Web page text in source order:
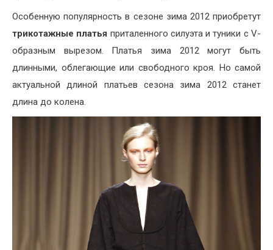
Особенную популярность в сезоне зима 2012 приобретут
трикотажные платья приталенного силуэта и туники с V-
образным вырезом. Платья зима 2012 могут быть
длинными, облегающие или свободного кроя. Но самой
актуальной длиной платьев сезона зима 2012 станет
длина до колена.